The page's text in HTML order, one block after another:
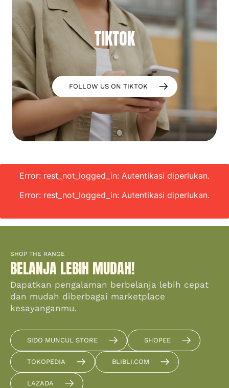
TIKTOK
FOLLOW US ON TIKTOK
Error: rest_not_logged_in: Autentikasi diperlukan.
Error: rest_not_logged_in: Autentikasi diperlukan.
SHOP THE RANGE
BELANJA LEBIH MUDAH!
Dapatkan pengalaman berbelanja lebih cepat
dan mudah diberbagai marketplace
kesayanganmu.
SIDO MUNCUL STORE SHOPEE
TOKOPEDIA BLIBLI.COM
LAZADA